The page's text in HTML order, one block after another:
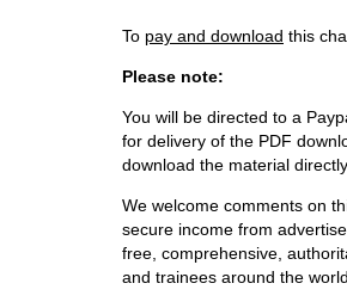
To pay and download this
Please note:
You will be directed to a
for delivery of the PDF
download the material
We welcome comments on
secure income from
free, comprehensive,
and trainees around the